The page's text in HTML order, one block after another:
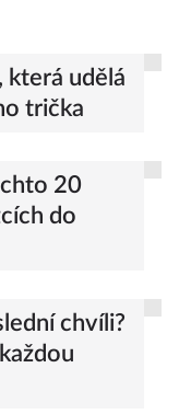
která udělá
trička
20
do
chvíli?